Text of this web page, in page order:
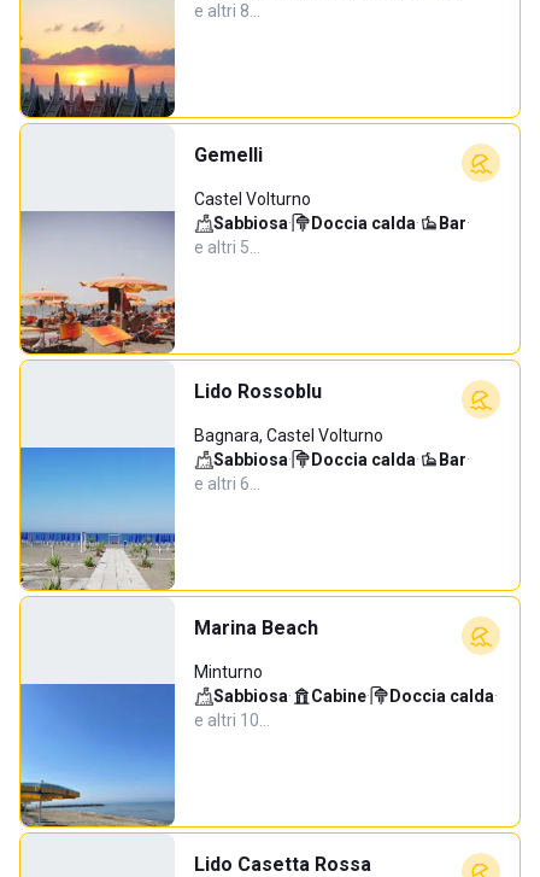
e altri 8…
Gemelli
Castel Volturno
Sabbiosa· Doccia calda· Bar·
e altri 5…
Lido Rossoblu
Bagnara, Castel Volturno
Sabbiosa· Doccia calda· Bar·
e altri 6…
Marina Beach
Minturno
Sabbiosa· Cabine· Doccia calda·
e altri 10…
Lido Casetta Rossa